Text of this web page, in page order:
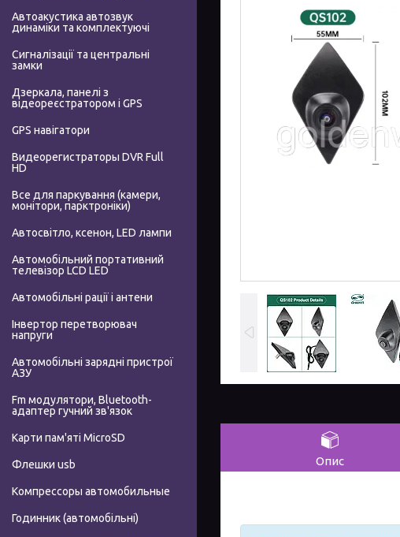
Опис
Автоакустика автозвук
динаміки та комплектуючі
Сигналізації та центральні
замки
Дзеркала, панелі з
відеореєстратором і GPS
GPS навігатори
Видеорегистраторы DVR Full
HD
Все для паркування (камери,
монітори, парктроніки)
Автосвітло, ксенон, LED лампи
Автомобільний портативний
телевізор LCD LED
Автомобільні рації і антени
Інвертор перетворювач
напруги
Автомобільні зарядні пристрої
АЗУ
Fm модулятори, Bluetooth-
адаптер гучний зв'язок
Карти пам'яті MicroSD
Флешки usb
Компрессоры автомобильные
Годинник (автомобільні)